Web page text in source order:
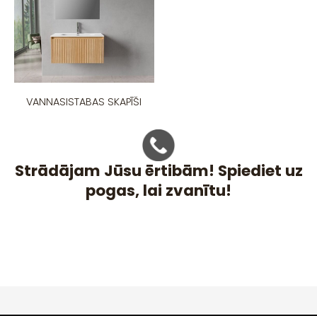
Strādājam Jūsu ērtibām! Spiediet uz
pogas, lai zvanītu!
VANNASISTABAS SKAPĪŠI